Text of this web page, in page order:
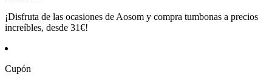
¡Disfruta de las ocasiones de Aosom y compra tumbonas a precios
increíbles, desde 31€!
Cupón